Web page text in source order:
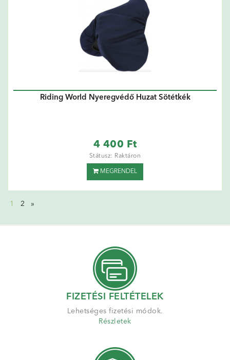
Riding World Nyeregvédő Huzat Sötétkék
4 400 Ft
Státusz: Raktáron
MEGRENDEL
1 2 »
FIZETÉSI FELTÉTELEK
Lehetséges fizetési módok.
Részletek